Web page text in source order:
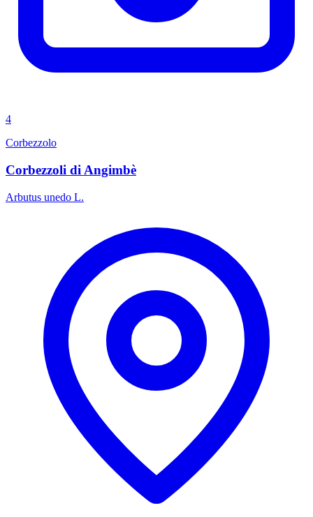
4
Corbezzolo
Corbezzoli di Angimbè
Arbutus unedo L.